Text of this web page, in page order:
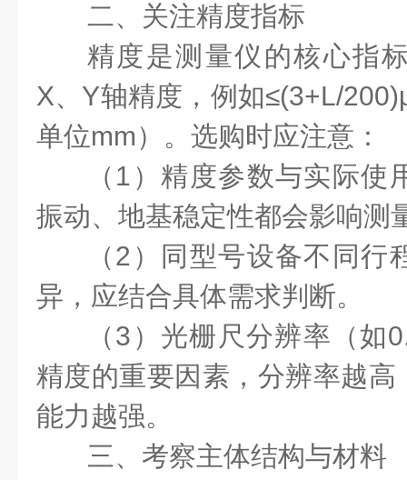
二、关注精度指标
精度是测量仪的核心指
X、Y轴精度，例如≤(3+L/
单位mm）。选购时应注意：
（1）精度参数与实际使
振动、地基稳定性都会影响测
（2）同型号设备不同行
异，应结合具体需求判断。
（3）光栅尺分辨率（如
精度的重要因素，分辨率越
能力越强。
三、考察主体结构与材料